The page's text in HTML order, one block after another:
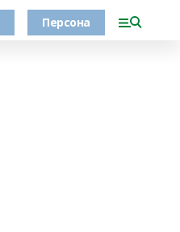
Персона